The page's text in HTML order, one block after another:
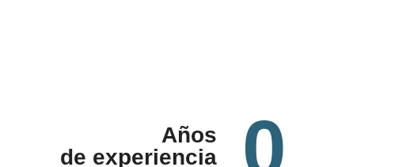
Años
de experiencia
0